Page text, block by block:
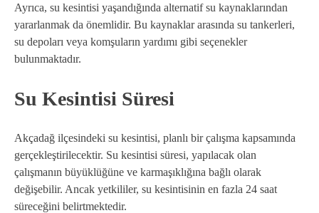
Ayrıca, su kesintisi yaşandığında alternatif su kaynaklarından
yararlanmak da önemlidir. Bu kaynaklar arasında su tankerleri,
su depoları veya komşuların yardımı gibi seçenekler
bulunmaktadır.
Su Kesintisi Süresi
Akçadağ ilçesindeki su kesintisi, planlı bir çalışma kapsamında
gerçekleştirilecektir. Su kesintisi süresi, yapılacak olan
çalışmanın büyüklüğüne ve karmaşıklığına bağlı olarak
değişebilir. Ancak yetkililer, su kesintisinin en fazla 24 saat
süreceğini belirtmektedir.